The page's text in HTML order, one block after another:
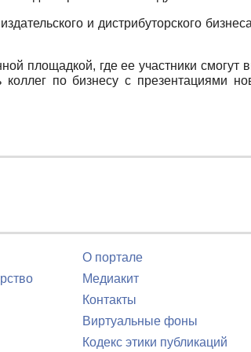
и дистрибуторского
площадкой, где ее участники смогут
по бизнесу с презентациями
О портале
Медиакит
Контакты
Виртуальные фоны
Кодекс этики публикаций